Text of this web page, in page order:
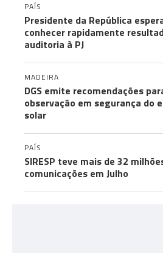
PAÍS
Presidente da República
conhecer rapidamente
auditoria à PJ
MADEIRA
DGS emite recomendações
observação em segurança do
solar
PAÍS
SIRESP teve mais de 32
comunicações em Julho